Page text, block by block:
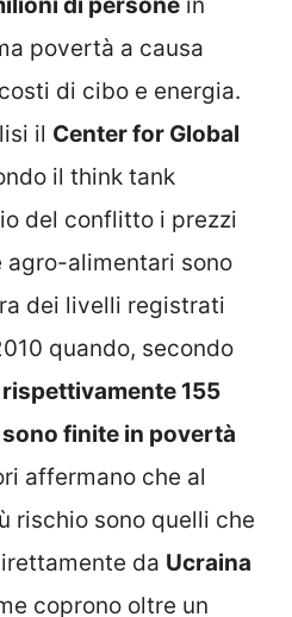
di persone in
povertà a causa
di cibo e energia.
il Center for Global
il think tank
del conflitto i prezzi
alimentari sono
dei livelli registrati
quando, secondo
rispettivamente 155
finite in povertà
affermano che al
rischio sono quelli che
da Ucraina
coprono oltre un